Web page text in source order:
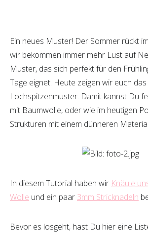
Ein neues Muster! Der Sommer rückt
wir bekommen immer mehr Lust auf
Muster, das sich perfekt für den
Tage eignet. Heute zeigen wir euch das
Lochspitzenmuster. Damit kannst Du
mit Baumwolle, oder wie im heutigen
Strukturen mit einem dünneren
In diesem Tutorial haben wir Knäule
Wolle und ein paar 3mm Stricknadeln
Bevor es losgeht, hast Du hier eine